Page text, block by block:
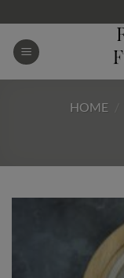
to
content
HOME